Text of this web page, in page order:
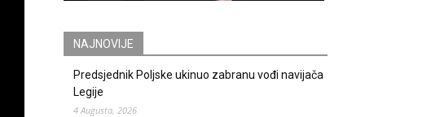
NAJNOVIJE
Predsjednik Poljske ukinuo zabranu vođi navijača
Legije
4 Augusta, 2026